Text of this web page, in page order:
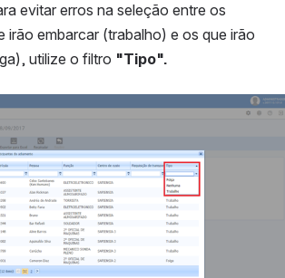
evitar erros na seleção entre os
irão embarcar (trabalho) e os que irão
utilize o filtro "Tipo".